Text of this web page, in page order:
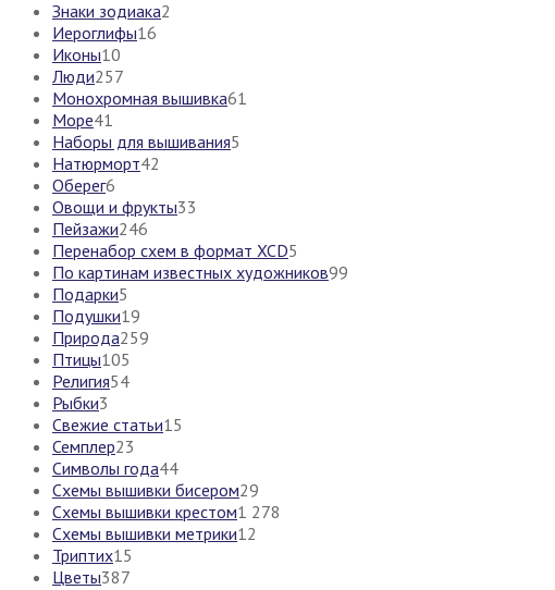
Знаки зодиака2
Иероглифы16
Иконы10
Люди257
Монохромная вышивка61
Море41
Наборы для вышивания5
Натюрморт42
Оберег6
Овощи и фрукты33
Пейзажи246
Перенабор схем в формат XCD5
По картинам известных художников99
Подарки5
Подушки19
Природа259
Птицы105
Религия54
Рыбки3
Свежие статьи15
Семплер23
Символы года44
Схемы вышивки бисером29
Схемы вышивки крестом1 278
Схемы вышивки метрики12
Триптих15
Цветы387